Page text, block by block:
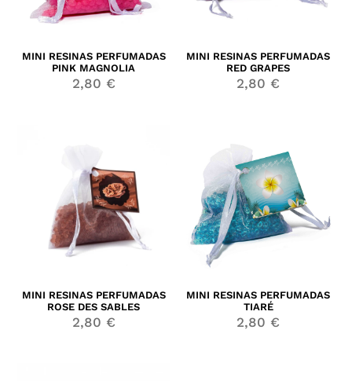
MINI RESINAS PERFUMADAS
PINK MAGNOLIA
2,80 €
MINI RESINAS PERFUMADAS
RED GRAPES
2,80 €
MINI RESINAS PERFUMADAS
ROSE DES SABLES
2,80 €
MINI RESINAS PERFUMADAS
TIARÉ
2,80 €